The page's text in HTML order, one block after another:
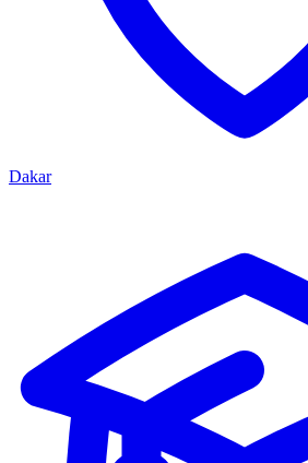
Dakar